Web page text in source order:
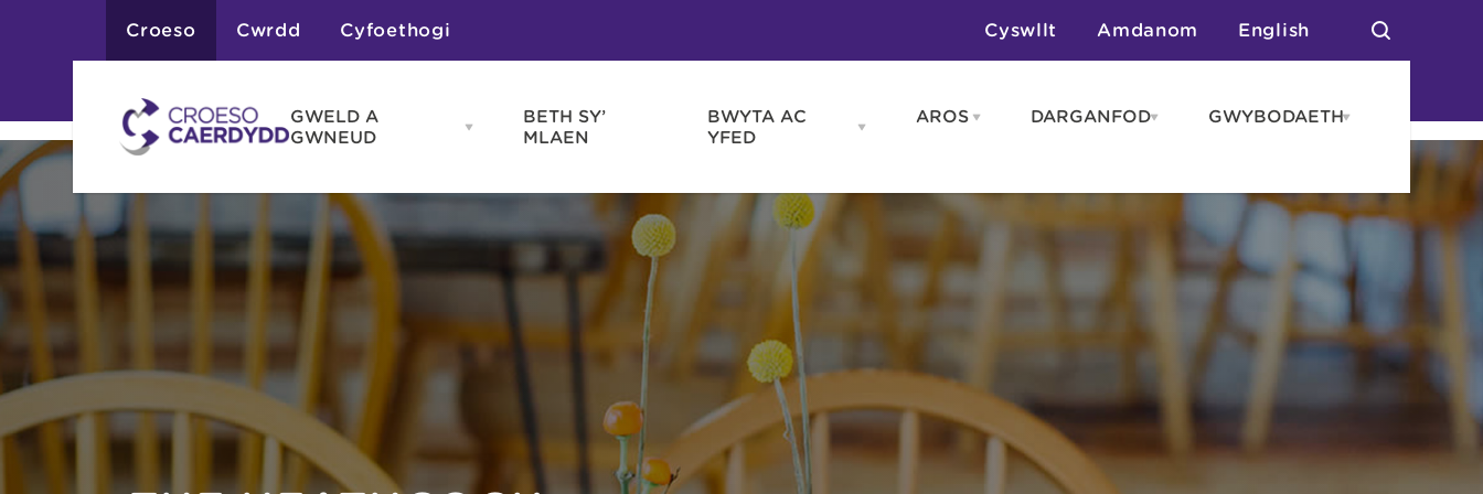
Croeso Cwrdd Cyfoethogi Cyswllt Amdanom English
GWELD A
GWNEUD
Open
GWNEUD
Atyniadau
Gweithgareddau
Adloniant
Chwaraeon
BETH SY’
MLAEN
BWYTA AC
YFED
Open
YFED
Blas ar Gymru
Bwytai
Tafarndai a Bariau
Caffis a Delis
AROS Open
Gwestai
Hunan Arlwyo
Carafanau a Gwersylla
Rhagor o Leoedd
DARGANFODOpen
GWYBODAETHOpen